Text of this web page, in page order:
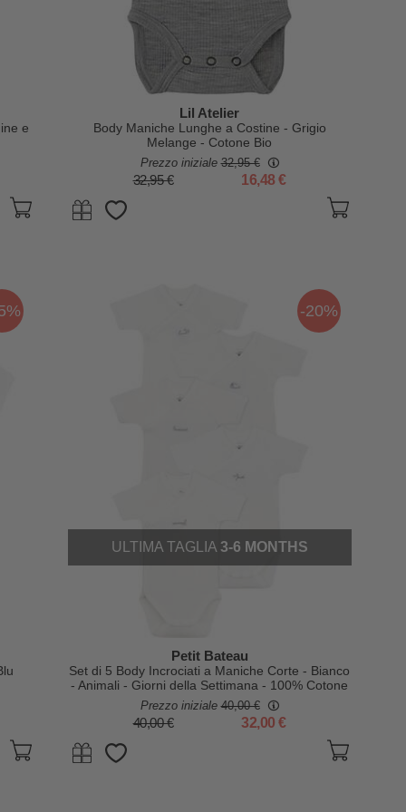
e
Lil Atelier
Body Maniche Lunghe a Costine - Grigio
Melange - Cotone Bio
Prezzo iniziale32,95 €
32,95 € 16,48 €
-20%
ULTIMA TAGLIA 3-6 MONTHS
Petit Bateau
Set di 5 Body Incrociati a Maniche Corte - Bianco
- Animali - Giorni della Settimana - 100% Cotone
Bio
Prezzo iniziale40,00 €
40,00 € 32,00 €